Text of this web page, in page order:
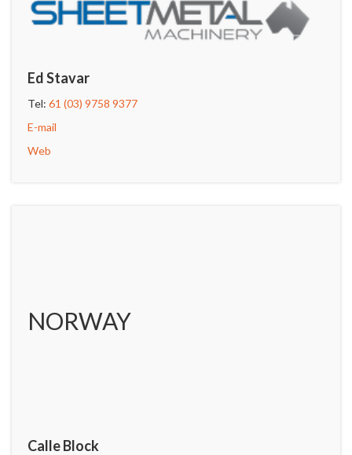
Ed Stavar
Tel: 61 (03) 9758 9377
E-mail
Web
NORWAY
Calle Block